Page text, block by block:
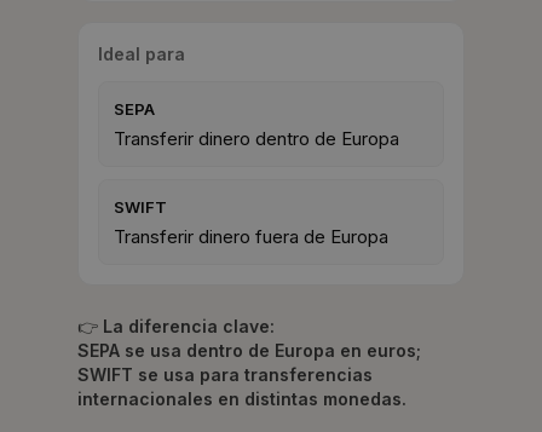
Ideal para
SEPA
Transferir dinero dentro de Europa
SWIFT
Transferir dinero fuera de Europa
👉 La diferencia clave:
SEPA se usa dentro de Europa en euros;
SWIFT se usa para transferencias
internacionales en distintas monedas.